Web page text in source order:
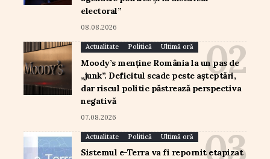
electoral”
08.08.2026
Actualitate Politică Ultimă oră
Moody’s menține România la un pas de
„junk”. Deficitul scade peste așteptări,
dar riscul politic păstrează perspectiva
negativă
07.08.2026
Actualitate Politică Ultimă oră
Sistemul e-Terra va fi repornit etapizat